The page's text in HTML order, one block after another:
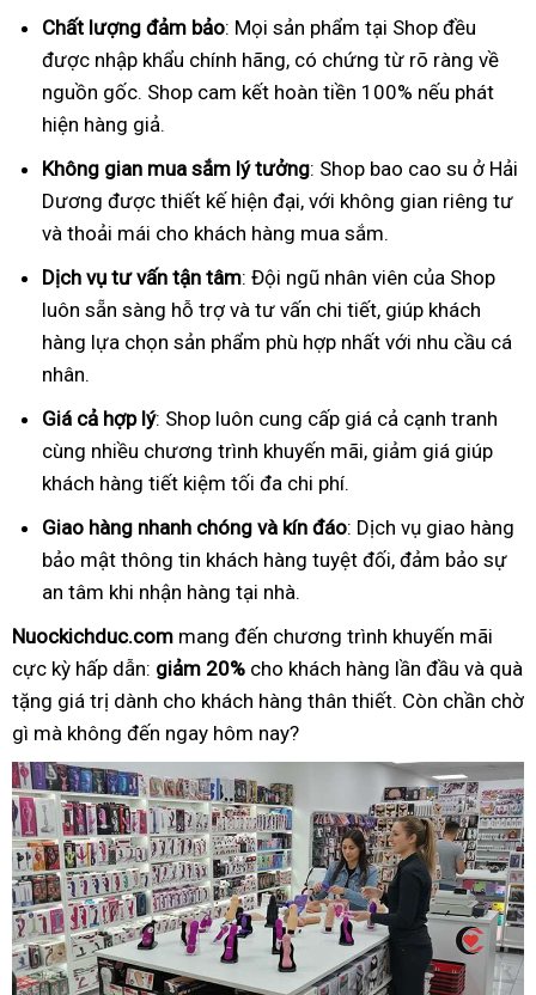
Chất lượng đảm bảo: Mọi sản phẩm tại Shop đều
được nhập khẩu chính hãng, có chứng từ rõ ràng về
nguồn gốc. Shop cam kết hoàn tiền 100% nếu phát
hiện hàng giả.
Không gian mua sắm lý tưởng: Shop bao cao su ở Hải
Dương được thiết kế hiện đại, với không gian riêng tư
và thoải mái cho khách hàng mua sắm.
Dịch vụ tư vấn tận tâm: Đội ngũ nhân viên của Shop
luôn sẵn sàng hỗ trợ và tư vấn chi tiết, giúp khách
hàng lựa chọn sản phẩm phù hợp nhất với nhu cầu cá
nhân.
Giá cả hợp lý: Shop luôn cung cấp giá cả cạnh tranh
cùng nhiều chương trình khuyến mãi, giảm giá giúp
khách hàng tiết kiệm tối đa chi phí.
Giao hàng nhanh chóng và kín đáo: Dịch vụ giao hàng
bảo mật thông tin khách hàng tuyệt đối, đảm bảo sự
an tâm khi nhận hàng tại nhà.
Nuockichduc.com mang đến chương trình khuyến mãi
cực kỳ hấp dẫn: giảm 20% cho khách hàng lần đầu và quà
tặng giá trị dành cho khách hàng thân thiết. Còn chần chờ
gì mà không đến ngay hôm nay?